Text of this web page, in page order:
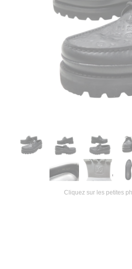
Cliquez sur les petites